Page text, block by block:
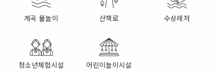
계곡 물놀이 산책로 수상레저
청소년체험시설 어린이놀이시설